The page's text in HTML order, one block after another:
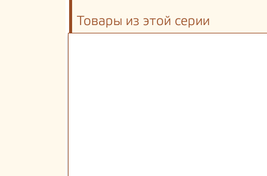
Товары из этой серии